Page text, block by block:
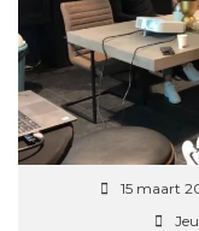
15 maart